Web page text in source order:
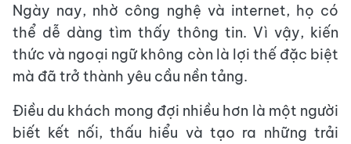
Ngày nay, nhờ công nghệ và internet, họ có
thể dễ dàng tìm thấy thông tin. Vì vậy, kiến
thức và ngoại ngữ không còn là lợi thế đặc biệt
mà đã trở thành yêu cầu nền tảng.
Điều du khách mong đợi nhiều hơn là một người
biết kết nối, thấu hiểu và tạo ra những trải